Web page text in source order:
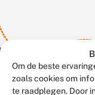
Om de beste
zoals cookies om
te raadplegen. Door